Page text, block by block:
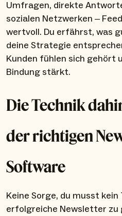
Umfragen, direkte
sozialen Netzwerken –
wertvoll. Du erfährst, was
deine Strategie
Kunden fühlen sich gehört
Bindung stärkt.
Die Technik
der richtigen
Software
Keine Sorge, du musst
erfolgreiche Newsletter zu